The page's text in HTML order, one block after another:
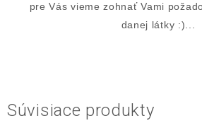
pre Vás vieme zohnať Vami
danej látky :)...
Súvisiace produkty